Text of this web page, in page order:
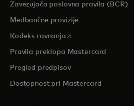
Zavezujoča poslovna pravila (BCR)
Medbančne provizije
Kodeks ravnanjaopens in a new tab
Pravila preklopa Mastercard
Pregled predpisov
Dostopnost pri Mastercard